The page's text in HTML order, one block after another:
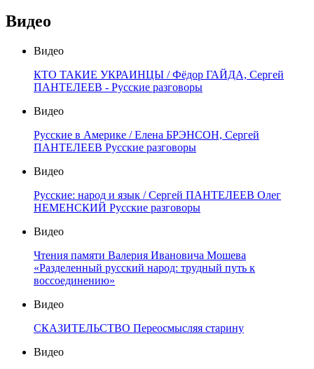
Видео
Видео
КТО ТАКИЕ УКРАИНЦЫ / Фёдор ГАЙДА, Сергей
ПАНТЕЛЕЕВ - Русские разговоры
Видео
Русские в Америке / Елена БРЭНСОН, Сергей
ПАНТЕЛЕЕВ Русские разговоры
Видео
Русские: народ и язык / Сергей ПАНТЕЛЕЕВ Олег
НЕМЕНСКИЙ Русские разговоры
Видео
Чтения памяти Валерия Ивановича Мошева
«Разделенный русский народ: трудный путь к
воссоединению»
Видео
СКАЗИТЕЛЬСТВО Переосмысляя старину
Видео